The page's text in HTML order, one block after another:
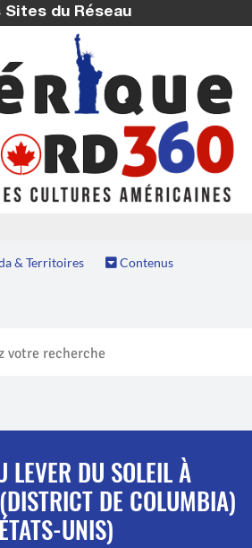
Sites du Réseau
& Territoires Contenus
LEVER DU SOLEIL À
DE COLUMBIA)
UNIS)